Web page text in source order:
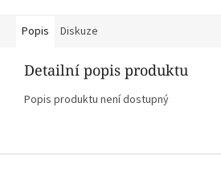
Popis Diskuze
Detailní popis produktu
Popis produktu není dostupný
Z